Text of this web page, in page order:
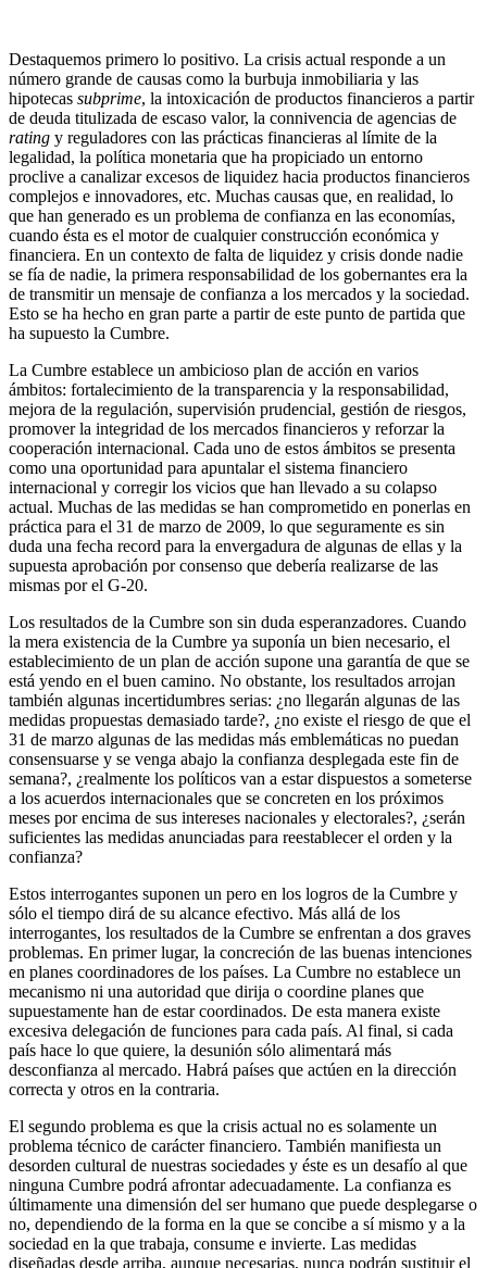
Destaquemos primero lo positivo. La crisis actual responde a un
número grande de causas como la burbuja inmobiliaria y las
hipotecas subprime, la intoxicación de productos financieros a partir
de deuda titulizada de escaso valor, la connivencia de agencias de
rating y reguladores con las prácticas financieras al límite de la
legalidad, la política monetaria que ha propiciado un entorno
proclive a canalizar excesos de liquidez hacia productos financieros
complejos e innovadores, etc. Muchas causas que, en realidad, lo
que han generado es un problema de confianza en las economías,
cuando ésta es el motor de cualquier construcción económica y
financiera. En un contexto de falta de liquidez y crisis donde nadie
se fía de nadie, la primera responsabilidad de los gobernantes era la
de transmitir un mensaje de confianza a los mercados y la sociedad.
Esto se ha hecho en gran parte a partir de este punto de partida que
ha supuesto la Cumbre.
La Cumbre establece un ambicioso plan de acción en varios
ámbitos: fortalecimiento de la transparencia y la responsabilidad,
mejora de la regulación, supervisión prudencial, gestión de riesgos,
promover la integridad de los mercados financieros y reforzar la
cooperación internacional. Cada uno de estos ámbitos se presenta
como una oportunidad para apuntalar el sistema financiero
internacional y corregir los vicios que han llevado a su colapso
actual. Muchas de las medidas se han comprometido en ponerlas en
práctica para el 31 de marzo de 2009, lo que seguramente es sin
duda una fecha record para la envergadura de algunas de ellas y la
supuesta aprobación por consenso que debería realizarse de las
mismas por el G-20.
Los resultados de la Cumbre son sin duda esperanzadores. Cuando
la mera existencia de la Cumbre ya suponía un bien necesario, el
establecimiento de un plan de acción supone una garantía de que se
está yendo en el buen camino. No obstante, los resultados arrojan
también algunas incertidumbres serias: ¿no llegarán algunas de las
medidas propuestas demasiado tarde?, ¿no existe el riesgo de que el
31 de marzo algunas de las medidas más emblemáticas no puedan
consensuarse y se venga abajo la confianza desplegada este fin de
semana?, ¿realmente los políticos van a estar dispuestos a someterse
a los acuerdos internacionales que se concreten en los próximos
meses por encima de sus intereses nacionales y electorales?, ¿serán
suficientes las medidas anunciadas para reestablecer el orden y la
confianza?
Estos interrogantes suponen un pero en los logros de la Cumbre y
sólo el tiempo dirá de su alcance efectivo. Más allá de los
interrogantes, los resultados de la Cumbre se enfrentan a dos graves
problemas. En primer lugar, la concreción de las buenas intenciones
en planes coordinadores de los países. La Cumbre no establece un
mecanismo ni una autoridad que dirija o coordine planes que
supuestamente han de estar coordinados. De esta manera existe
excesiva delegación de funciones para cada país. Al final, si cada
país hace lo que quiere, la desunión sólo alimentará más
desconfianza al mercado. Habrá países que actúen en la dirección
correcta y otros en la contraria.
El segundo problema es que la crisis actual no es solamente un
problema técnico de carácter financiero. También manifiesta un
desorden cultural de nuestras sociedades y éste es un desafío al que
ninguna Cumbre podrá afrontar adecuadamente. La confianza es
últimamente una dimensión del ser humano que puede desplegarse o
no, dependiendo de la forma en la que se concibe a sí mismo y a la
sociedad en la que trabaja, consume e invierte. Las medidas
diseñadas desde arriba, aunque necesarias, nunca podrán sustituir el